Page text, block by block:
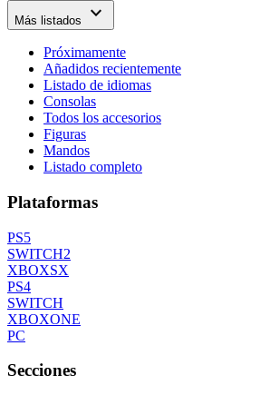
Más listados expand_more
Próximamente
Añadidos recientemente
Listado de idiomas
Consolas
Todos los accesorios
Figuras
Mandos
Listado completo
Plataformas
PS5
SWITCH2
XBOXSX
PS4
SWITCH
XBOXONE
PC
Secciones